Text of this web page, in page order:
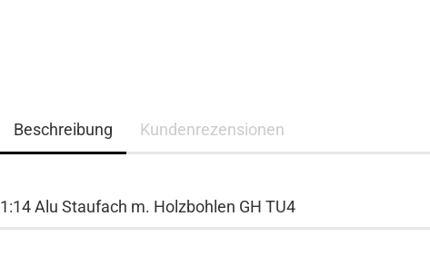
Beschreibung Kundenrezensionen
1:14 Alu Staufach m. Holzbohlen GH TU4